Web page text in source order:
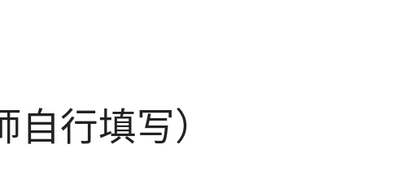
自行填写）